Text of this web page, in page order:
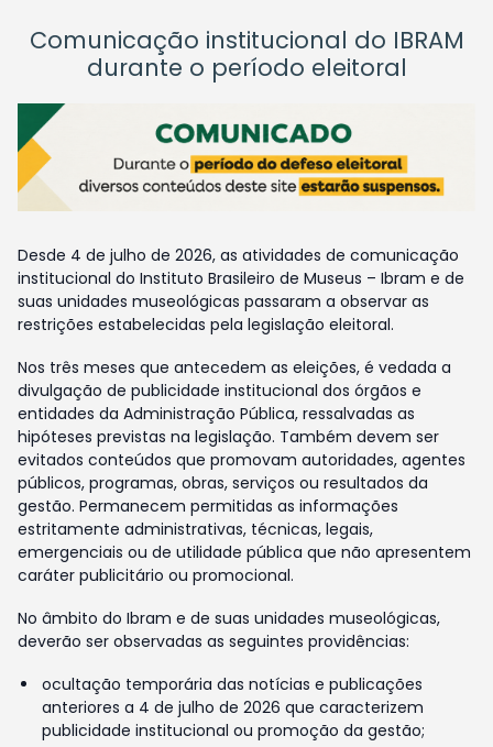
Comunicação institucional do IBRAM
durante o período eleitoral
Desde 4 de julho de 2026, as atividades de comunicação
institucional do Instituto Brasileiro de Museus – Ibram e de
suas unidades museológicas passaram a observar as
restrições estabelecidas pela legislação eleitoral.
Nos três meses que antecedem as eleições, é vedada a
divulgação de publicidade institucional dos órgãos e
entidades da Administração Pública, ressalvadas as
hipóteses previstas na legislação. Também devem ser
evitados conteúdos que promovam autoridades, agentes
públicos, programas, obras, serviços ou resultados da
gestão. Permanecem permitidas as informações
estritamente administrativas, técnicas, legais,
emergenciais ou de utilidade pública que não apresentem
caráter publicitário ou promocional.
No âmbito do Ibram e de suas unidades museológicas,
deverão ser observadas as seguintes providências:
ocultação temporária das notícias e publicações
anteriores a 4 de julho de 2026 que caracterizem
publicidade institucional ou promoção da gestão;